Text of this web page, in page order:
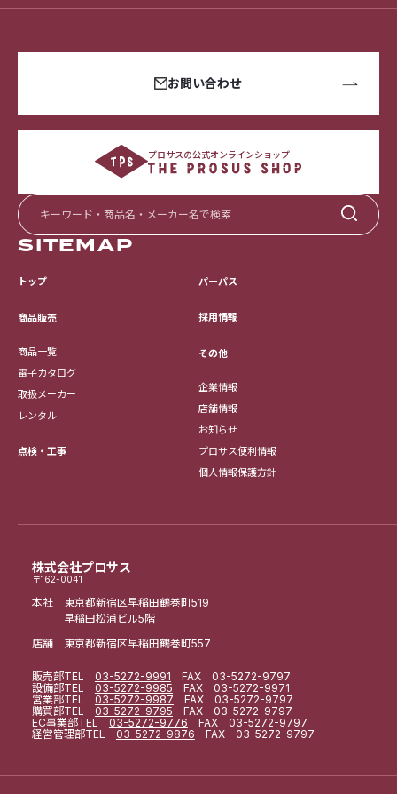
株式会社プロサス
〒162-0041
本社 東京都新宿区早稲田鶴巻町519
早稲田松浦ビル5階
店舗 東京都新宿区早稲田鶴巻町557
販売部TEL 03-5272-9991 FAX 03-5272-9797
設備部TEL 03-5272-9985 FAX 03-5272-9971
営業部TEL 03-5272-9987 FAX 03-5272-9797
購買部TEL 03-5272-9795 FAX 03-5272-9797
EC事業部TEL 03-5272-9776 FAX 03-5272-9797
経営管理部TEL 03-5272-9876 FAX 03-5272-9797
お問い合わせ
プロサスの公式オンラインショップ
SITEMAP
トップ
商品販売
商品一覧
電子カタログ
取扱メーカー
レンタル
点検・工事
パーパス
採用情報
その他
企業情報
店舗情報
お知らせ
プロサス便利情報
個人情報保護方針